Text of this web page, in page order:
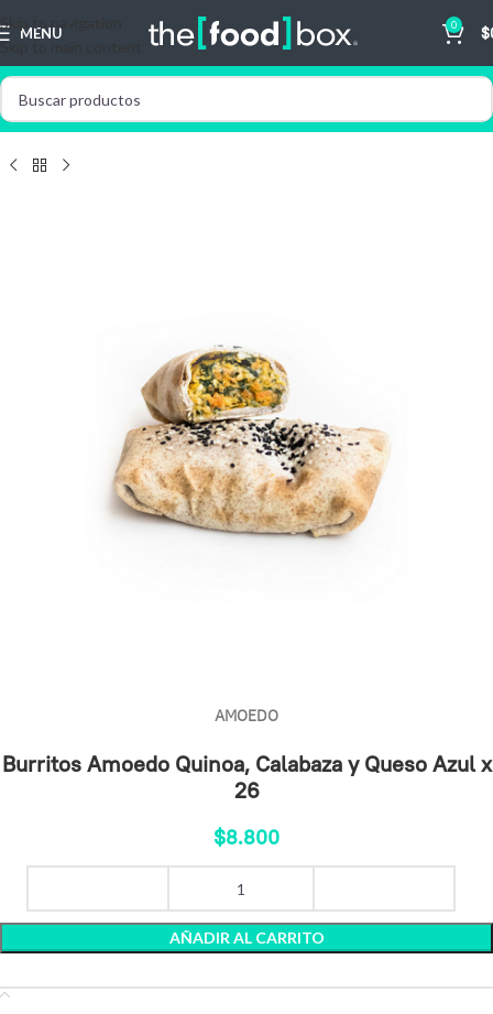
Skip to navigation
Skip to main content
MENU 0 $
AMOEDO
Burritos Amoedo Quinoa, Calabaza y Queso Azul x
26
$8.800
AÑADIR AL CARRITO